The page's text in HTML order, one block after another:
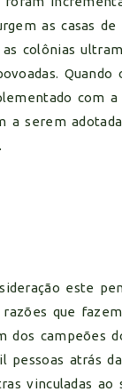
as casas
colônias
com a
a serem
este
que
dos campeões
pessoas atrás
vinculadas ao